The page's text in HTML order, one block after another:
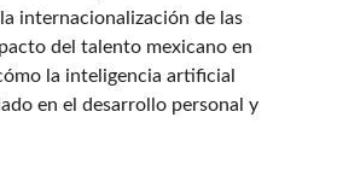
internacionalización de las
del talento mexicano en
la inteligencia artificial
en el desarrollo personal y